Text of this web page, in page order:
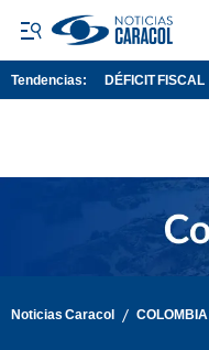
Tendencias: DÉFICIT FISCAL
Noticias Caracol / COLOMBIA